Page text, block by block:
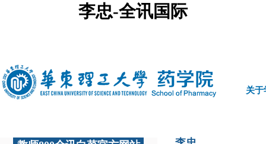
李忠-全讯国际
关于